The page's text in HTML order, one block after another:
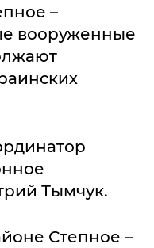
–
вооруженные
Тымчук.
Степное –